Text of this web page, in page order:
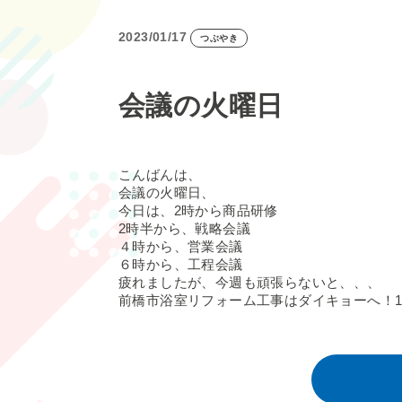
2023/01/17 つぶやき
会議の火曜日
こんばんは、
会議の火曜日、
今日は、2時から商品研修
2時半から、戦略会議
４時から、営業会議
６時から、工程会議
疲れましたが、今週も頑張らないと、、、
前橋市浴室リフォーム工事はダイキョーへ！